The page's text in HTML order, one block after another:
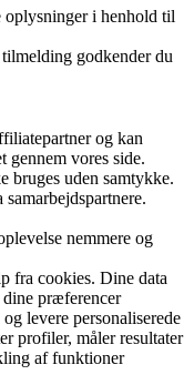
oplysninger i henhold til
godkender du
og kan
gennem vores side.
bruges uden samtykke.
nemmere og
fra cookies. Dine data
dine præferencer
levere personaliserede
profiler, måler resultater
af funktioner